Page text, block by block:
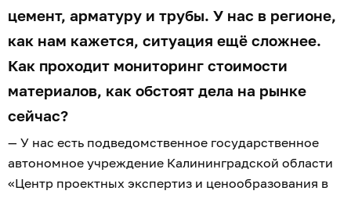
цемент, арматуру и трубы. У нас в регионе,
как нам кажется, ситуация ещё сложнее.
Как проходит мониторинг стоимости
материалов, как обстоят дела на рынке
сейчас?
— У нас есть подведомственное государственное
автономное учреждение Калининградской области
«Центр проектных экспертиз и ценообразования в